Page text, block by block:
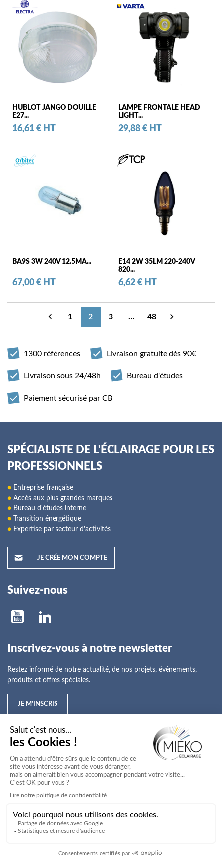
HUBLOT JANGO DOUILLE
E27...
Prix
16,61 € HT
LAMPE FRONTALE HEAD
LIGHT...
Prix
29,88 € HT
BA9S 3W 240V 12.5MA...
Prix
67,00 € HT
E14 2W 35LM 220-240V
820...
Prix
6,62 € HT
Précédent
 1 2 3 … 48
Suivant

1300 références Livraison gratuite dès 90€
Livraison sous 24/48h Bureau d'études
Paiement sécurisé par CB
SPÉCIALISTE DE L'ÉCLAIRAGE POUR LES
PROFESSIONNELS
● Entreprise française
● Accès aux plus grandes marques
● Bureau d'études interne
● Transition énergétique
● Expertise par secteur d'activités
JE CRÉE MON COMPTE
Suivez-nous
Inscrivez-vous à notre newsletter
Restez informé de notre actualité, de nos projets, événements,
produits et offres spéciales.
JE M'INSCRIS
Nos offres
Nos services
Nos secteurs d'activité
Service client
Conditions générales de vente
Politique de confidentialité